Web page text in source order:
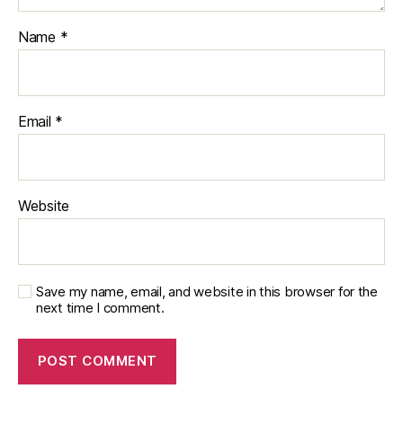
Name *
Email *
Website
Save my name, email, and website in this browser for the
next time I comment.